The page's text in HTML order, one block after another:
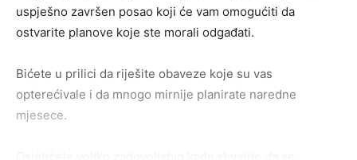
uspješno završen posao koji će vam omogućiti da
ostvarite planove koje ste morali odgađati.
Bićete u prilici da riješite obaveze koje su vas
opterećivale i da mnogo mirnije planirate naredne
mjesece.